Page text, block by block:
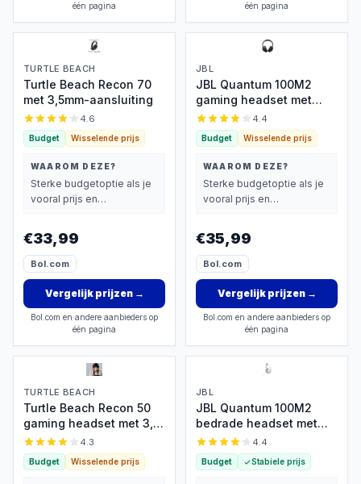
één pagina
één pagina
TURTLE BEACH
Turtle Beach Recon 70
met 3,5mm-aansluiting
4.6
Budget Wisselende prijs
WAAROM DEZE?
Sterke budgetoptie als je
vooral prijs en
€33,99
Bol.com
Vergelijk prijzen→
Bol.com en andere aanbieders op
één pagina
JBL
JBL Quantum 100M2
gaming headset met
3,5mm-kabel
4.4
Budget Wisselende prijs
WAAROM DEZE?
Sterke budgetoptie als je
vooral prijs en
€35,99
Bol.com
Vergelijk prijzen→
Bol.com en andere aanbieders op
één pagina
TURTLE BEACH
Turtle Beach Recon 50
gaming headset met 3,5
mm
4.3
Budget Wisselende prijs
JBL
JBL Quantum 100M2
bedrade headset met
microfoon 4.4
Budget Stabiele prijs